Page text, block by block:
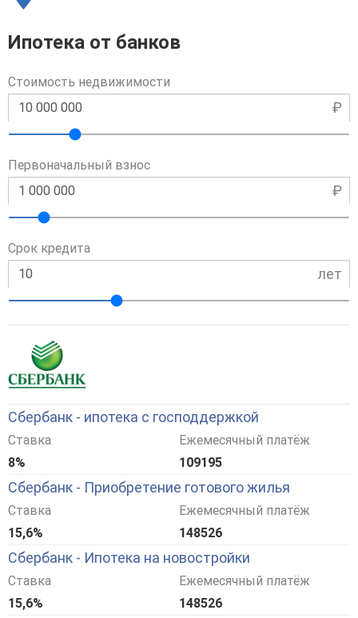
Ипотека от банков
Стоимость недвижимости
₽
Первоначальный взнос
₽
Срок кредита
лет
Сбербанк - ипотека с господдержкой
Ставка
8%
Ежемесячный платёж
109195
Сбербанк - Приобретение готового жилья
Ставка
15,6%
Ежемесячный платёж
148526
Сбербанк - Ипотека на новостройки
Ставка
15,6%
Ежемесячный платёж
148526